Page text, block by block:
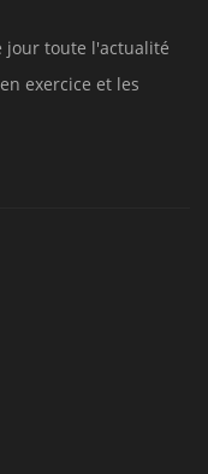
jour toute l'actualité
exercice et les